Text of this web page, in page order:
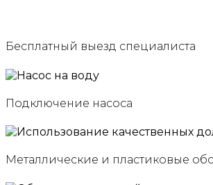
Бесплатный выезд специалиста
Подключение насоса
Металлические и пластиковые